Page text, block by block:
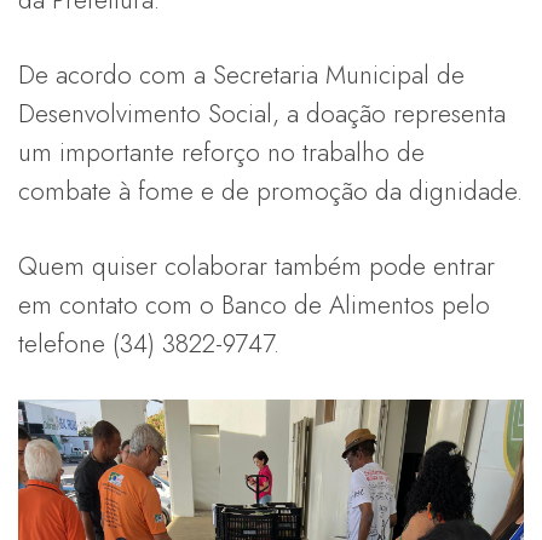
De acordo com a Secretaria Municipal de
Desenvolvimento Social, a doação representa
um importante reforço no trabalho de
combate à fome e de promoção da dignidade.
Quem quiser colaborar também pode entrar
em contato com o Banco de Alimentos pelo
telefone (34) 3822-9747.